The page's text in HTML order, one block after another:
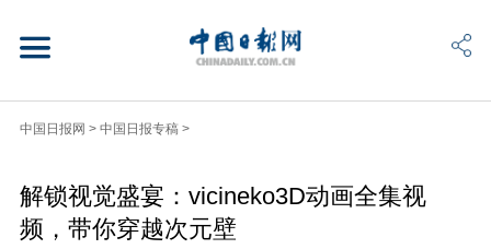
中国日报网 > 中国日报专稿 >
解锁视觉盛宴：vicineko3D动画全集视
频，带你穿越次元壁